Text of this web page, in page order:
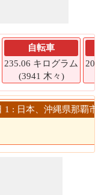
自転車
235.06 キログラム
(3941 木々)
1 : 日本、沖縄県那覇市